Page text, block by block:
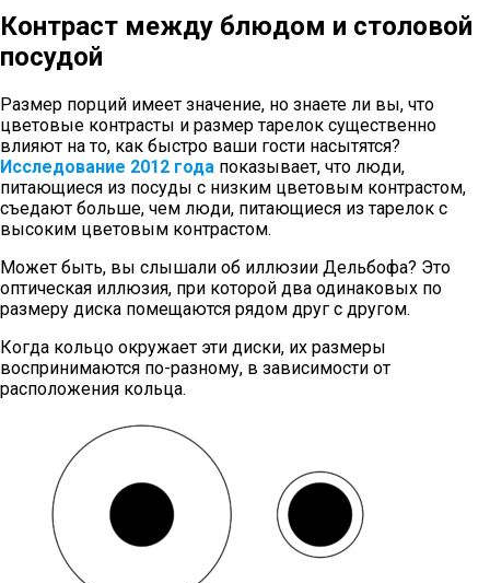
Контраст между блюдом и столовой
посудой
Размер порций имеет значение, но знаете ли вы, что
цветовые контрасты и размер тарелок существенно
влияют на то, как быстро ваши гости насытятся?
Исследование 2012 года показывает, что люди,
питающиеся из посуды с низким цветовым контрастом,
съедают больше, чем люди, питающиеся из тарелок с
высоким цветовым контрастом.
Может быть, вы слышали об иллюзии Дельбофа? Это
оптическая иллюзия, при которой два одинаковых по
размеру диска помещаются рядом друг с другом.
Когда кольцо окружает эти диски, их размеры
воспринимаются по-разному, в зависимости от
расположения кольца.